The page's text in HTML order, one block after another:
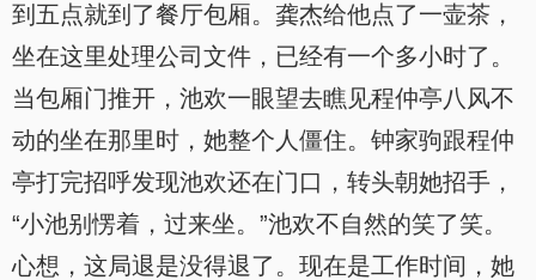
到五点就到了餐厅包厢。龚杰给他点了一壶茶，
坐在这里处理公司文件，已经有一个多小时了。
当包厢门推开，池欢一眼望去瞧见程仲亭八风不
动的坐在那里时，她整个人僵住。钟家驹跟程仲
亭打完招呼发现池欢还在门口，转头朝她招手，
“小池别愣着，过来坐。”池欢不自然的笑了笑。
心想，这局退是没得退了。现在是工作时间，她